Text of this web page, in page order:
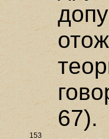
153